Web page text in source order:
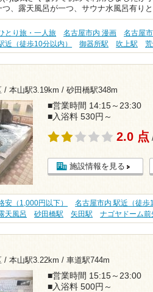
つ、露天風呂が一つ、サウナ水風呂有り
とり旅・一人旅 名古屋市内 漫画
名古屋
近（徒歩10分以内）
御器所駅 吹上駅
/ 本山駅3.19km / 砂田橋駅348m
■営業時間 14:15～23:30
■入浴料 530円～
2.0 点
施設情報を見る
安（1,000円以下） 名古屋市内 駅近（徒歩
天風呂
砂田橋駅 矢田駅 ナゴヤドーム前
/ 本山駅3.22km / 車道駅744m
■営業時間 15:15～23:00
■入浴料 500円～